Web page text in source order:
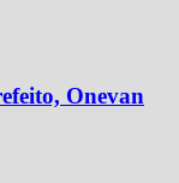
Onevan